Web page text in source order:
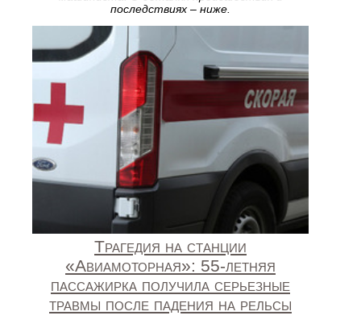
последствиях – ниже.
Трагедия на станции
«Авиамоторная»: 55‑летняя
пассажирка получила серьезные
травмы после падения на рельсы